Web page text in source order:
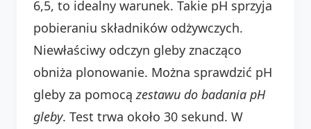
6,5, to idealny warunek. Takie pH sprzyja
pobieraniu składników odżywczych.
Niewłaściwy odczyn gleby znacząco
obniża plonowanie. Można sprawdzić pH
gleby za pomocą zestawu do badania pH
gleby. Test trwa około 30 sekund. W